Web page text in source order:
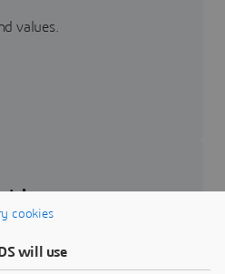
values.
Journey
cookies
will use